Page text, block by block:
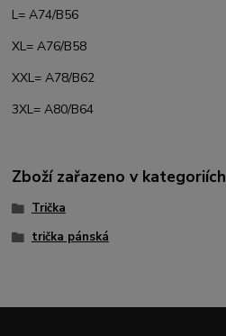
L= A74/B56
XL= A76/B58
XXL= A78/B62
3XL= A80/B64
Zboží zařazeno v kategoriích
Trička
trička pánská